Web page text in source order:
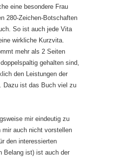
eine besondere Frau
280-Zeichen-Botschaften
So ist auch jede Vita
wirkliche Kurzvita.
mehr als 2 Seiten
gehalten sind,
den Leistungen der
Dazu ist das Buch viel zu
mir eindeutig zu
mir auch nicht vorstellen
den interessierten
Belang ist) ist auch der